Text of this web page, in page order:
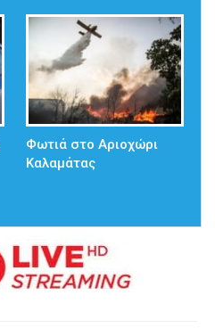
Φωτιά στο Αριοχώρι
Καλαμάτας